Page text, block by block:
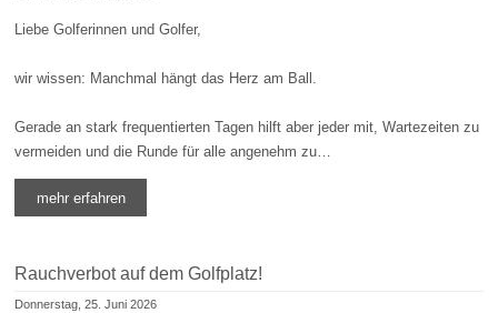
Liebe Golferinnen und Golfer,
wir wissen: Manchmal hängt das Herz am Ball.
Gerade an stark frequentierten Tagen hilft aber jeder mit, Wartezeiten zu
vermeiden und die Runde für alle angenehm zu…
mehr erfahren
Rauchverbot auf dem Golfplatz!
Donnerstag, 25. Juni 2026